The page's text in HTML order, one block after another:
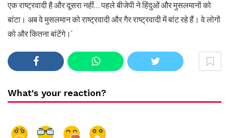
एक राष्ट्रवादी है और दूसरा नहीं… पहले बीजेपी ने हिंदुओं और मुसलमानों को
बांटा। अब वे मुसलमान को राष्ट्रवादी और गैर राष्ट्रवादी में बांट रहे हैं। वे लोगों
को और कितना बांटेंगे।’
What's your reaction?